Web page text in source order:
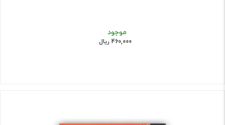
موجود
460,000 ریال